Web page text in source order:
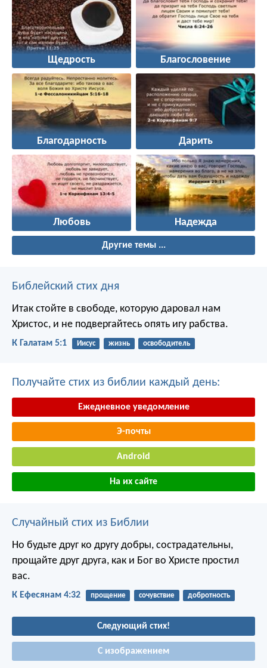
Щедрость Благословение
Благодарность Дарить
Любовь Надежда
Другие темы ...
Библейский стих дня
Итак стойте в свободе, которую даровал нам
Христос, и не подвергайтесь опять игу рабства.
К Галатам 5:1 Иисус жизнь освободитель
Получайте стих из библии каждый день:
Ежедневное уведомление
Э-почты
Android
На их сайте
Случайный стих из Библии
Но будьте друг ко другу добры, сострадательны,
прощайте друг друга, как и Бог во Христе простил
вас.
К Ефесянам 4:32 прощение сочувствие добротность
Следующий стих!
С изображением